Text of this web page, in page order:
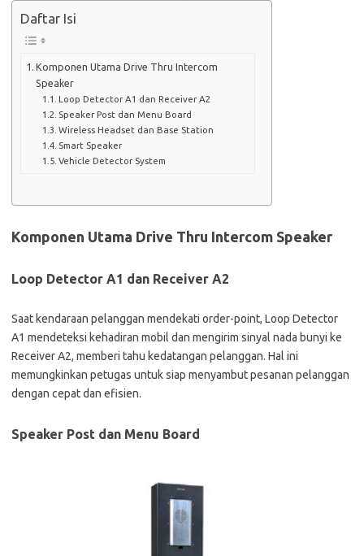
Daftar Isi
Komponen Utama Drive Thru Intercom
Speaker
Loop Detector A1 dan Receiver A2
Speaker Post dan Menu Board
Wireless Headset dan Base Station
Smart Speaker
Vehicle Detector System
Komponen Utama Drive Thru Intercom Speaker
Loop Detector A1 dan Receiver A2
Saat kendaraan pelanggan mendekati order-point, Loop Detector
A1 mendeteksi kehadiran mobil dan mengirim sinyal nada bunyi ke
Receiver A2, memberi tahu kedatangan pelanggan. Hal ini
memungkinkan petugas untuk siap menyambut pesanan pelanggan
dengan cepat dan efisien.
Speaker Post dan Menu Board